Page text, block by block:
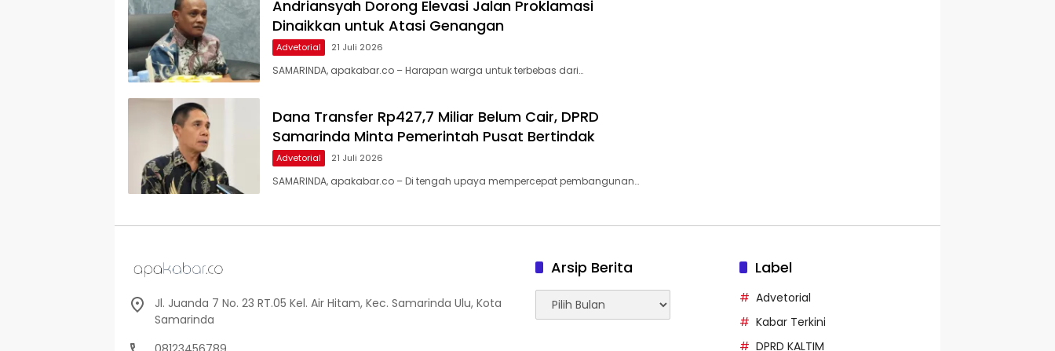
Andriansyah Dorong Elevasi Jalan Proklamasi
Dinaikkan untuk Atasi Genangan
Advetorial 21 Juli 2026
SAMARINDA, apakabar.co – Harapan warga untuk terbebas dari…
Dana Transfer Rp427,7 Miliar Belum Cair, DPRD
Samarinda Minta Pemerintah Pusat Bertindak
Advetorial 21 Juli 2026
SAMARINDA, apakabar.co – Di tengah upaya mempercepat pembangunan…
Jl. Juanda 7 No. 23 RT.05 Kel. Air Hitam, Kec. Samarinda Ulu, Kota
Samarinda
Arsip Berita
Arsip
Berita
Label
Advetorial
Kabar Terkini
DPRD KALTIM